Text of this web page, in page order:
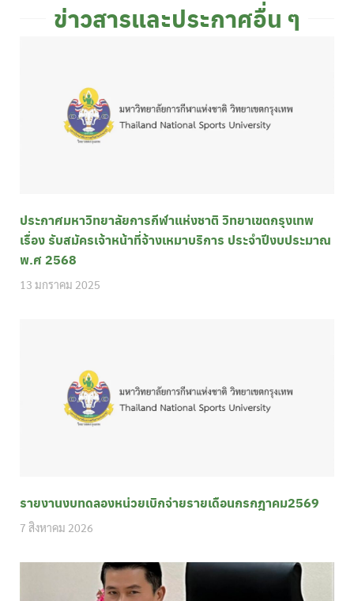
ข่าวสารและประกาศอื่น ๆ
ประกาศมหาวิทยาลัยการกีฬาแห่งชาติ วิทยาเขตกรุงเทพ
เรื่อง รับสมัครเจ้าหน้าที่จ้างเหมาบริการ ประจำปีงบประมาณ
พ.ศ 2568
13 มกราคม 2025
รายงานงบทดลองหน่วยเบิกจ่ายรายเดือนกรกฎาคม2569
7 สิงหาคม 2026